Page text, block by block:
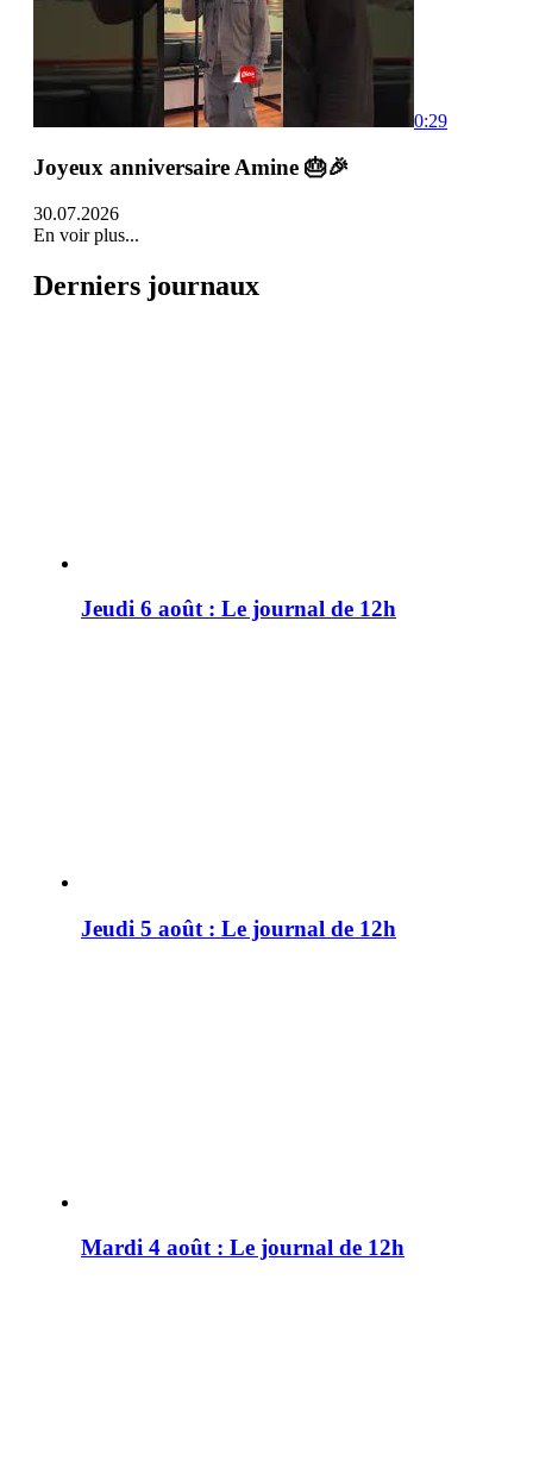
0:29
Joyeux anniversaire Amine 🎂🎉
30.07.2026
En voir plus...
Derniers journaux
Jeudi 6 août : Le journal de 12h
Jeudi 5 août : Le journal de 12h
Mardi 4 août : Le journal de 12h